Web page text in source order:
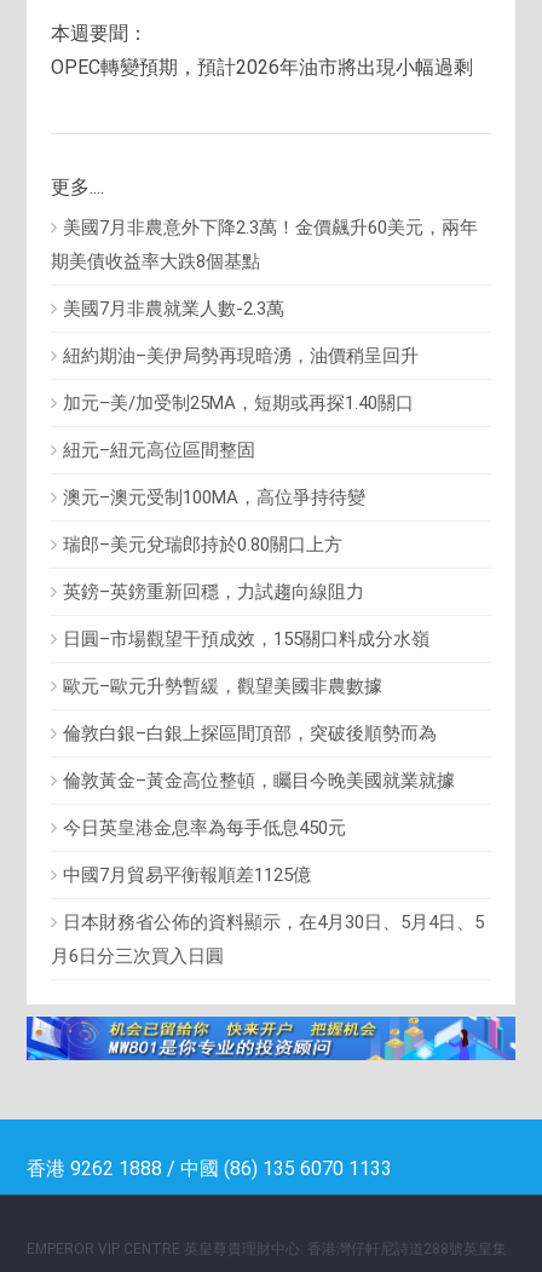
本週要聞：
OPEC轉變預期，預計2026年油市將出現小幅過剩
更多....
美國7月非農意外下降2.3萬！金價飆升60美元，兩年
期美債收益率大跌8個基點
美國7月非農就業人數-2.3萬
紐約期油–美伊局勢再現暗湧，油價稍呈回升
加元–美/加受制25MA，短期或再探1.40關口
紐元–紐元高位區間整固
澳元–澳元受制100MA，高位爭持待變
瑞郎–美元兌瑞郎持於0.80關口上方
英鎊–英鎊重新回穩，力試趨向線阻力
日圓–市場觀望干預成效，155關口料成分水嶺
歐元–歐元升勢暫緩，觀望美國非農數據
倫敦白銀–白銀上探區間頂部，突破後順勢而為
倫敦黃金–黃金高位整頓，矚目今晚美國就業就據
今日英皇港金息率為每手低息450元
中國7月貿易平衡報順差1125億
日本財務省公佈的資料顯示，在4月30日、5月4日、5
月6日分三次買入日圓
香港 9262 1888 / 中國 (86) 135 6070 1133
EMPEROR VIP CENTRE 英皇尊貴理財中心: 香港灣仔軒尼詩道288號英皇集